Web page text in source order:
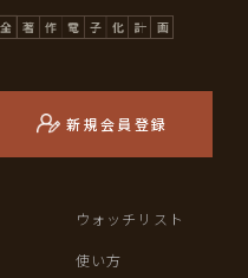
新規会員登録
ウォッチリスト
使い方